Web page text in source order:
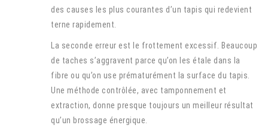
des causes les plus courantes d’un tapis qui redevient
terne rapidement.
La seconde erreur est le frottement excessif. Beaucoup
de taches s’aggravent parce qu’on les étale dans la
fibre ou qu’on use prématurément la surface du tapis.
Une méthode contrôlée, avec tamponnement et
extraction, donne presque toujours un meilleur résultat
qu’un brossage énergique.